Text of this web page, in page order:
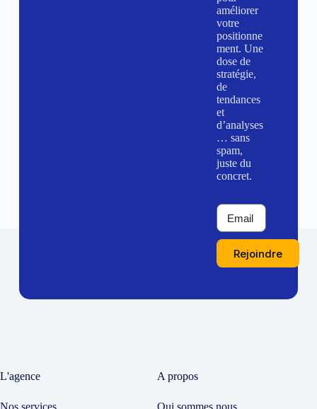
améliorer
votre
positionne
ment. Une
dose de
stratégie,
de
tendances
et
d’analyses
… sans
spam,
juste du
concret.
Rejoindre
L'agence A propos